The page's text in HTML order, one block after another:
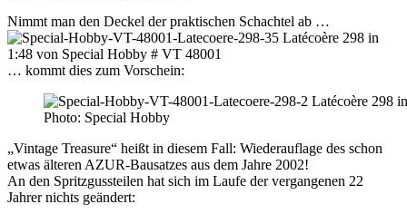
Nimmt man den Deckel der praktischen Schachtel ab …
… kommt dies zum Vorschein:
Photo: Special Hobby
„Vintage Treasure“ heißt in diesem Fall: Wiederauflage des schon
etwas älteren AZUR-Bausatzes aus dem Jahre 2002!
An den Spritzgussteilen hat sich im Laufe der vergangenen 22
Jahrer nichts geändert: